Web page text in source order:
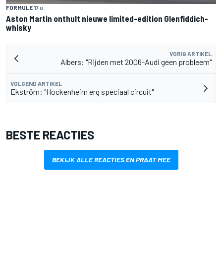
FORMULE 17 u
Aston Martin onthult nieuwe limited-edition Glenfiddich-
whisky
VORIG ARTIKEL
Albers: "Rijden met 2006-Audi geen probleem"
VOLGEND ARTIKEL
Ekström: "Hockenheim erg speciaal circuit"
BESTE REACTIES
BEKIJK ALLE REACTIES EN PRAAT MEE